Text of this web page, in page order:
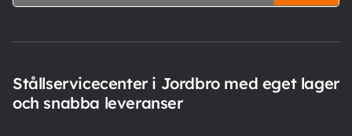
Stållservicecenter i Jordbro med eget lager
och snabba leveranser